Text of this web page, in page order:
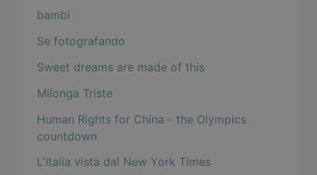
bambi
Se fotografando
Sweet dreams are made of this
Milonga Triste
Human Rights for China - the Olympics
countdown
L'Italia vista dal New York Times